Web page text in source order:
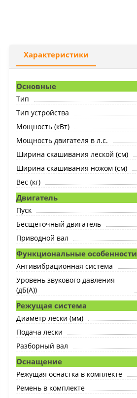
Характеристики
Основные
Тип
Тип устройства
Мощность (кВт)
Мощность двигателя в л.с.
Ширина скашивания леской (см)
Ширина скашивания ножом (см)
Вес (кг)
Двигатель
Пуск
Бесщеточный двигатель
Приводной вал
Функциональные особенности
Антивибрационная система
Уровень звукового давления
(дБ(А))
Режущая система
Диаметр лески (мм)
Подача лески
Разборный вал
Оснащение
Режущая оснастка в комплекте
Ремень в комплекте